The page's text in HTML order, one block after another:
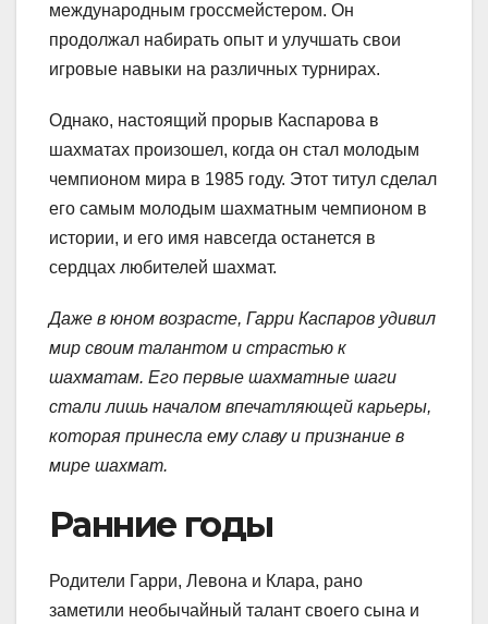
международным гроссмейстером. Он
продолжал набирать опыт и улучшать свои
игровые навыки на различных турнирах.
Однако, настоящий прорыв Каспарова в
шахматах произошел, когда он стал молодым
чемпионом мира в 1985 году. Этот титул сделал
его самым молодым шахматным чемпионом в
истории, и его имя навсегда останется в
сердцах любителей шахмат.
Даже в юном возрасте, Гарри Каспаров удивил
мир своим талантом и страстью к
шахматам. Его первые шахматные шаги
стали лишь началом впечатляющей карьеры,
которая принесла ему славу и признание в
мире шахмат.
Ранние годы
Родители Гарри, Левона и Клара, рано
заметили необычайный талант своего сына и